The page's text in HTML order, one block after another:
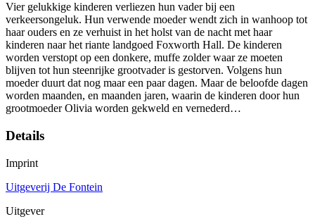
Vier gelukkige kinderen verliezen hun vader bij een
verkeersongeluk. Hun verwende moeder wendt zich in wanhoop tot
haar ouders en ze verhuist in het holst van de nacht met haar
kinderen naar het riante landgoed Foxworth Hall. De kinderen
worden verstopt op een donkere, muffe zolder waar ze moeten
blijven tot hun steenrijke grootvader is gestorven. Volgens hun
moeder duurt dat nog maar een paar dagen. Maar de beloofde dagen
worden maanden, en maanden jaren, waarin de kinderen door hun
grootmoeder Olivia worden gekweld en vernederd…
Details
Imprint
Uitgeverij De Fontein
Uitgever